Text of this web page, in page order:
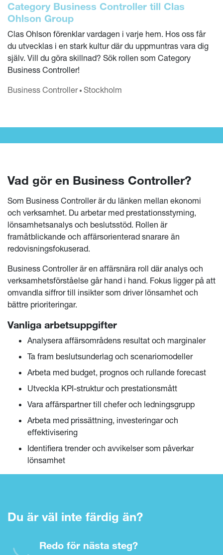
Category Business Controller till Clas
Ohlson Group
Clas Ohlson förenklar vardagen i varje hem. Hos oss får
du utvecklas i en stark kultur där du uppmuntras vara dig
själv. Vill du göra skillnad? Sök rollen som Category
Business Controller!
Business Controller• Stockholm
Vad gör en Business Controller?
Som Business Controller är du länken mellan ekonomi
och verksamhet. Du arbetar med prestationsstyrning,
lönsamhetsanalys och beslutsstöd. Rollen är
framåtblickande och affärsorienterad snarare än
redovisningsfokuserad.
Business Controller är en affärsnära roll där analys och
verksamhetsförståelse går hand i hand. Fokus ligger på att
omvandla siffror till insikter som driver lönsamhet och
bättre prioriteringar.
Vanliga arbetsuppgifter
Analysera affärsområdens resultat och marginaler
Ta fram beslutsunderlag och scenariomodeller
Arbeta med budget, prognos och rullande forecast
Utveckla KPI-struktur och prestationsmått
Vara affärspartner till chefer och ledningsgrupp
Arbeta med prissättning, investeringar och
effektivisering
Identifiera trender och avvikelser som påverkar
lönsamhet
Du är väl inte färdig än?
Redo för nästa steg?